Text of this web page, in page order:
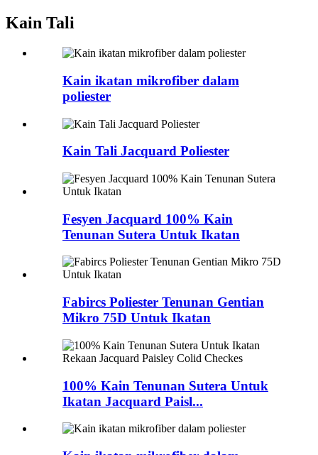
Kain Tali
Kain ikatan mikrofiber dalam
poliester
Kain Tali Jacquard Poliester
Fesyen Jacquard 100% Kain
Tenunan Sutera Untuk Ikatan
Fabircs Poliester Tenunan Gentian
Mikro 75D Untuk Ikatan
100% Kain Tenunan Sutera Untuk
Ikatan Jacquard Paisl...